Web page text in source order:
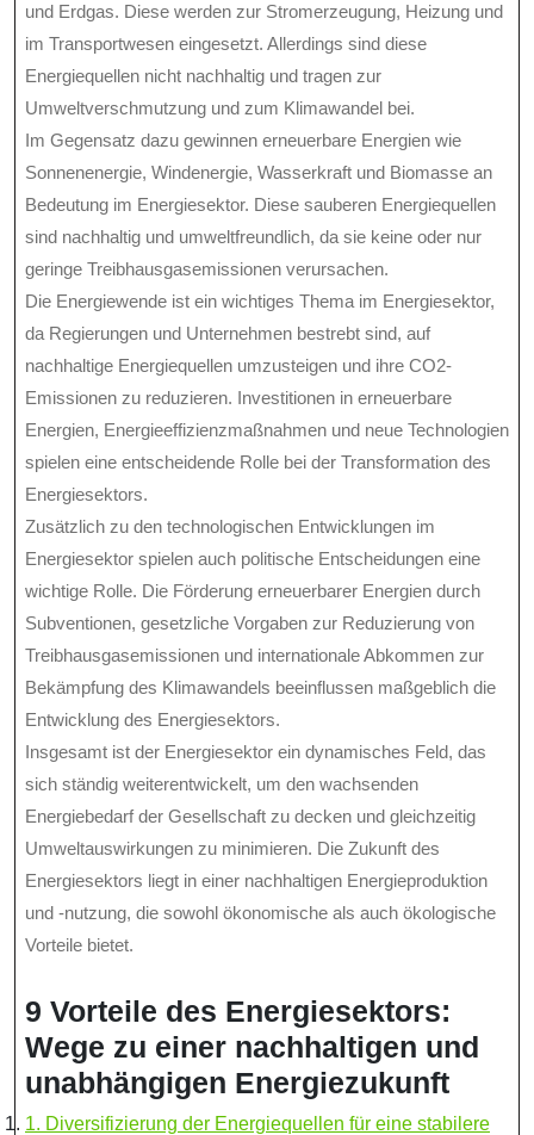
und Erdgas. Diese werden zur Stromerzeugung, Heizung und
im Transportwesen eingesetzt. Allerdings sind diese
Energiequellen nicht nachhaltig und tragen zur
Umweltverschmutzung und zum Klimawandel bei.
Im Gegensatz dazu gewinnen erneuerbare Energien wie
Sonnenenergie, Windenergie, Wasserkraft und Biomasse an
Bedeutung im Energiesektor. Diese sauberen Energiequellen
sind nachhaltig und umweltfreundlich, da sie keine oder nur
geringe Treibhausgasemissionen verursachen.
Die Energiewende ist ein wichtiges Thema im Energiesektor,
da Regierungen und Unternehmen bestrebt sind, auf
nachhaltige Energiequellen umzusteigen und ihre CO2-
Emissionen zu reduzieren. Investitionen in erneuerbare
Energien, Energieeffizienzmaßnahmen und neue Technologien
spielen eine entscheidende Rolle bei der Transformation des
Energiesektors.
Zusätzlich zu den technologischen Entwicklungen im
Energiesektor spielen auch politische Entscheidungen eine
wichtige Rolle. Die Förderung erneuerbarer Energien durch
Subventionen, gesetzliche Vorgaben zur Reduzierung von
Treibhausgasemissionen und internationale Abkommen zur
Bekämpfung des Klimawandels beeinflussen maßgeblich die
Entwicklung des Energiesektors.
Insgesamt ist der Energiesektor ein dynamisches Feld, das
sich ständig weiterentwickelt, um den wachsenden
Energiebedarf der Gesellschaft zu decken und gleichzeitig
Umweltauswirkungen zu minimieren. Die Zukunft des
Energiesektors liegt in einer nachhaltigen Energieproduktion
und -nutzung, die sowohl ökonomische als auch ökologische
Vorteile bietet.
9 Vorteile des Energiesektors:
Wege zu einer nachhaltigen und
unabhängigen Energiezukunft
1. Diversifizierung der Energiequellen für eine stabilere